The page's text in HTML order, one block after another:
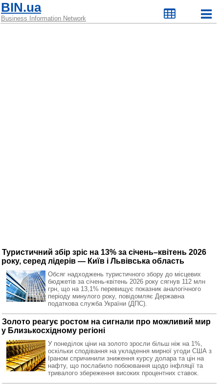
BIN.ua
Business Information Network
Туристичний збір зріс на 13% за січень–квітень 2026
року, серед лідерів — Київ і Львівська область
Обсяг надходжень туристичного збору до місцевих
бюджетів за січень-квітень 2026 року сягнув 112 млн
грн, що на 13,1% перевищує показник аналогічного
періоду минулого року, повідомляє Державна
податкова служба України (ДПС).
Золото реагує ростом на сигнали про можливий мир
у Близькосхідному регіоні
У понеділок ціни на золото зросли більш ніж на 1%,
оскільки сподівання на укладення мирної угоди США з
Іраном спричинили зниження курсу долара та цін на
нафту, що послабило побоювання щодо інфляції та
тривалого збереження високих процентних ставок.